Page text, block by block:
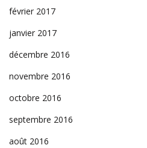
février 2017
janvier 2017
décembre 2016
novembre 2016
octobre 2016
septembre 2016
août 2016